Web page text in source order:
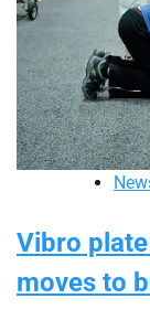
Vibro
moves to